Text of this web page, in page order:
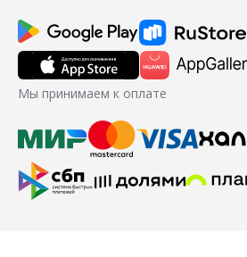
Мы принимаем к оплате